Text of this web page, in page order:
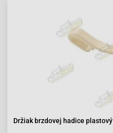
Držiak brzdovej hadice plastový